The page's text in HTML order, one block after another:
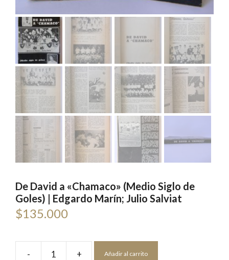
De David a «Chamaco» (Medio Siglo de
Goles) | Edgardo Marín; Julio Salviat
$135.000
- + Añadir al carrito